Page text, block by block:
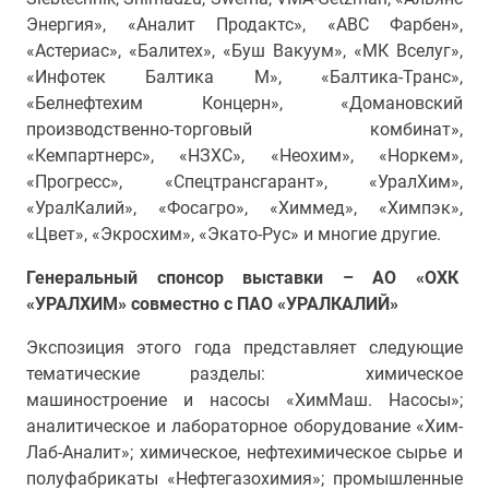
Энергия», «Аналит Продактс», «ABC Фарбен»,
«Астериас», «Балитех», «Буш Вакуум», «МК Вселуг»,
«Инфотек Балтика М», «Балтика-Транс»,
«Белнефтехим Концерн», «Домановский
производственно-торговый комбинат»,
«Кемпартнерс», «НЗХС», «Неохим», «Норкем»,
«Прогресс», «Спецтрансгарант», «УралХим»,
«УралКалий», «Фосагро», «Химмед», «Химпэк»,
«Цвет», «Экросхим», «Экато-Рус» и многие другие.
Генеральный спонсор выставки – АО «ОХК
«УРАЛХИМ» совместно с ПАО «УРАЛКАЛИЙ»
Экспозиция этого года представляет следующие
тематические разделы: химическое
машиностроение и насосы «ХимМаш. Насосы»;
аналитическое и лабораторное оборудование «Хим-
Лаб-Аналит»; химическое, нефтехимическое сырье и
полуфабрикаты «Нефтегазохимия»; промышленные